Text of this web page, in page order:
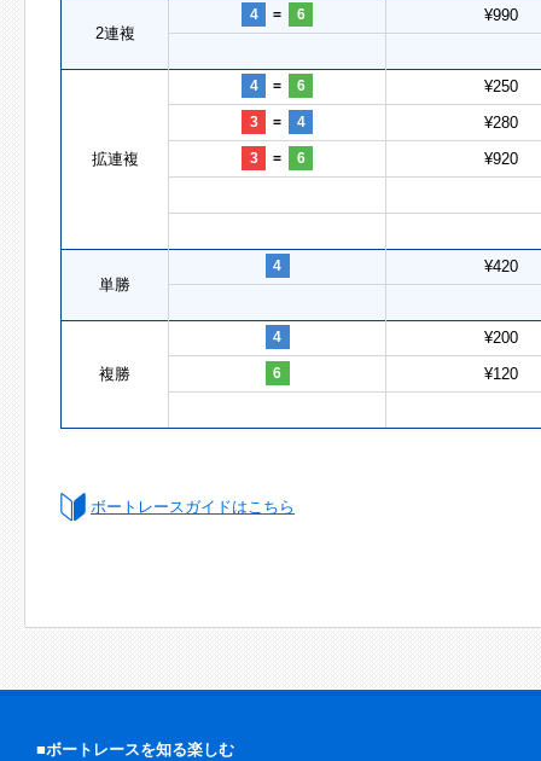
2連複
4 = 6 ¥990
拡連複
4 = 6 ¥250
3 = 4 ¥280
3 = 6 ¥920
単勝
4 ¥420
複勝
4 ¥200
6 ¥120
ボートレースガイドはこちら
■ボートレースを知る楽しむ